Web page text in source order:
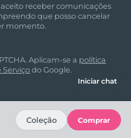
receber comunicações
que posso cancelar
momento.
Aplicam-se a política
Serviçodo Google.
Iniciar chat
Coleção Comprar